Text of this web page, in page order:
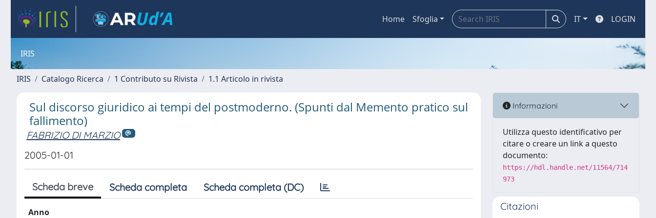
Home Sfoglia IT LOGIN
IRIS
IRIS Catalogo Ricerca 1 Contributo su Rivista 1.1 Articolo in rivista
Sul discorso giuridico ai tempi del postmoderno. (Spunti dal Memento pratico sul
fallimento)
FABRIZIO DI MARZIO
2005-01-01
Scheda breve Scheda completa Scheda completa (DC)
Anno
Informazioni
Utilizza questo identificativo per
citare o creare un link a questo
documento:
https://hdl.handle.net/11564/714
973
Citazioni